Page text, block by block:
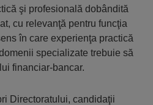
şi profesională dobândită
cu relevanţă pentru funcţia
în care experienţa practică
specializate trebuie să
financiar-bancar.
Directoratului, candidaţii